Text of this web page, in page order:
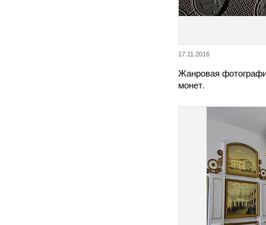
17.11.2016
Жанровая
монет.